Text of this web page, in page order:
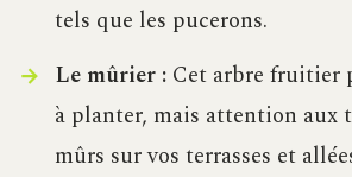
tels que les pucerons.
Le mûrier :Cet arbre fruitier
à planter, mais attention aux
mûrs sur vos terrasses et